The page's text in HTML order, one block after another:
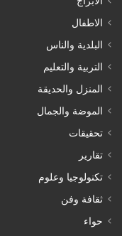
الاطفال
البلدية والناس
التربية والتعليم
المنزل والحديقة
الموضة والجمال
تحقيقات
تقارير
تكنولوجيا وعلوم
ثقافة وفن
حواء